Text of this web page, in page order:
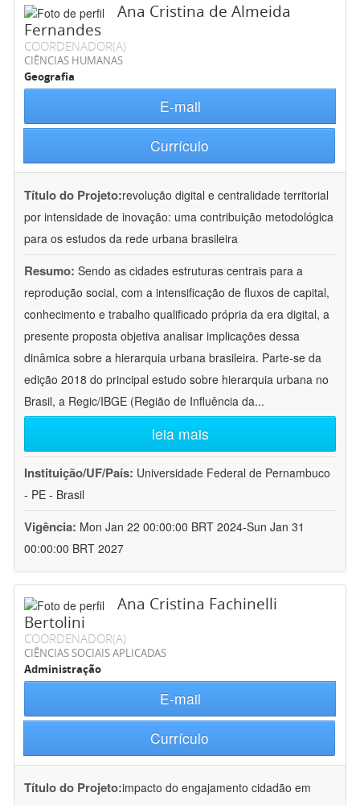
Ana Cristina de Almeida
Fernandes
COORDENADOR(A)
CIÊNCIAS HUMANAS
Geografia
E-mail
Currículo
Título do Projeto:revolução digital e centralidade territorial
por intensidade de inovação: uma contribuição metodológica
para os estudos da rede urbana brasileira
Resumo: Sendo as cidades estruturas centrais para a
reprodução social, com a intensificação de fluxos de capital,
conhecimento e trabalho qualificado própria da era digital, a
presente proposta objetiva analisar implicações dessa
dinâmica sobre a hierarquia urbana brasileira. Parte-se da
edição 2018 do principal estudo sobre hierarquia urbana no
Brasil, a Regic/IBGE (Região de Influência da...
leia mais
Instituição/UF/País: Universidade Federal de Pernambuco
- PE - Brasil
Vigência: Mon Jan 22 00:00:00 BRT 2024-Sun Jan 31
00:00:00 BRT 2027
Ana Cristina Fachinelli
Bertolini
COORDENADOR(A)
CIÊNCIAS SOCIAIS APLICADAS
Administração
E-mail
Currículo
Título do Projeto:impacto do engajamento cidadão em